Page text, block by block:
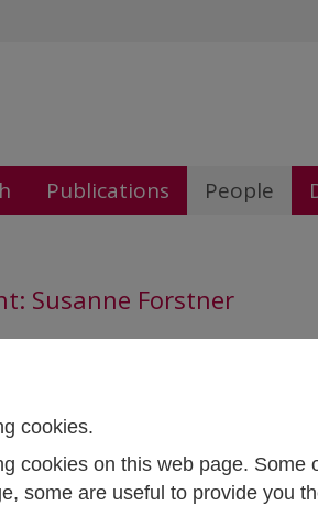
cookies.
cookies on this web page. Some
some are useful to provide you
Publications People
Susanne Forstner